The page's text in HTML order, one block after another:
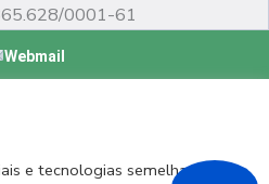
0001-61
Webmail
e tecnologias semelhantes de